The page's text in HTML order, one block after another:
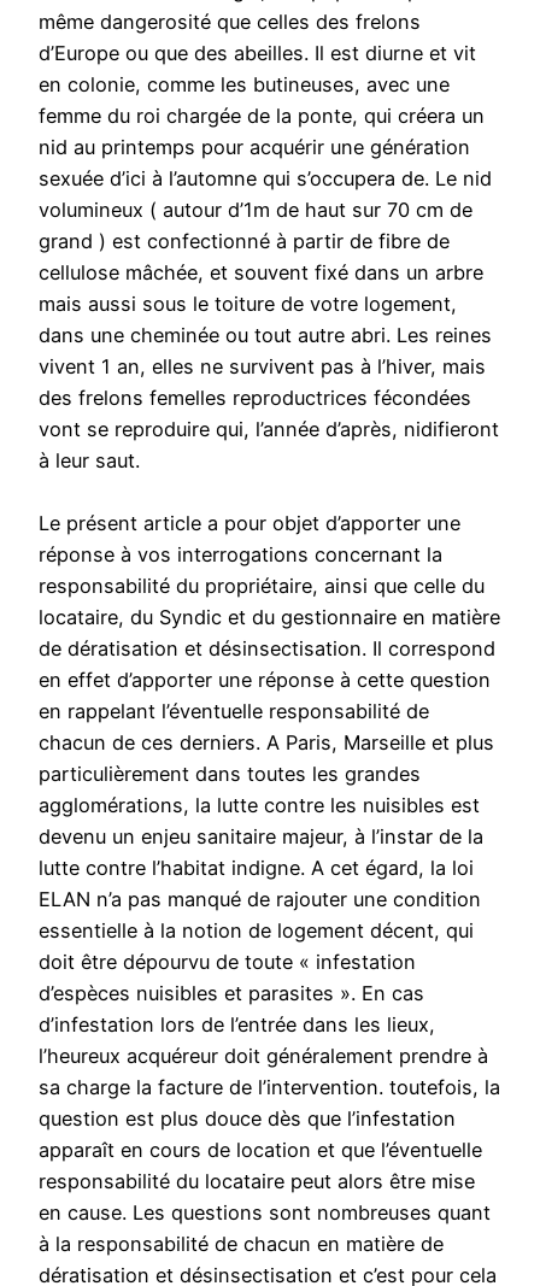
même dangerosité que celles des frelons
d’Europe ou que des abeilles. Il est diurne et vit
en colonie, comme les butineuses, avec une
femme du roi chargée de la ponte, qui créera un
nid au printemps pour acquérir une génération
sexuée d’ici à l’automne qui s’occupera de. Le nid
volumineux ( autour d’1m de haut sur 70 cm de
grand ) est confectionné à partir de fibre de
cellulose mâchée, et souvent fixé dans un arbre
mais aussi sous le toiture de votre logement,
dans une cheminée ou tout autre abri. Les reines
vivent 1 an, elles ne survivent pas à l’hiver, mais
des frelons femelles reproductrices fécondées
vont se reproduire qui, l’année d’après, nidifieront
à leur saut.
Le présent article a pour objet d’apporter une
réponse à vos interrogations concernant la
responsabilité du propriétaire, ainsi que celle du
locataire, du Syndic et du gestionnaire en matière
de dératisation et désinsectisation. Il correspond
en effet d’apporter une réponse à cette question
en rappelant l’éventuelle responsabilité de
chacun de ces derniers. A Paris, Marseille et plus
particulièrement dans toutes les grandes
agglomérations, la lutte contre les nuisibles est
devenu un enjeu sanitaire majeur, à l’instar de la
lutte contre l’habitat indigne. A cet égard, la loi
ELAN n’a pas manqué de rajouter une condition
essentielle à la notion de logement décent, qui
doit être dépourvu de toute « infestation
d’espèces nuisibles et parasites ». En cas
d’infestation lors de l’entrée dans les lieux,
l’heureux acquéreur doit généralement prendre à
sa charge la facture de l’intervention. toutefois, la
question est plus douce dès que l’infestation
apparaît en cours de location et que l’éventuelle
responsabilité du locataire peut alors être mise
en cause. Les questions sont nombreuses quant
à la responsabilité de chacun en matière de
dératisation et désinsectisation et c’est pour cela